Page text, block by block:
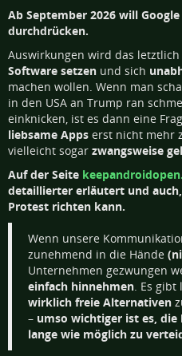
Ab September 2026 will
durchdrücken.
Auswirkungen wird das
Software setzen und sich
machen wollen. Wenn man
in den USA an Trump ran
einknicken, ist es dann eine
liebsame Apps erst nicht mehr
vielleicht sogar zwangsweise
Auf der Seite
detaillierter erläutert und
Protest richten kann.
Wenn unsere
zunehmend in die Hände
Unternehmen gezwungen
einfach hinnehmen. Es gibt
wirklich freie Alternativen
– umso wichtiger ist es, die
lange wie möglich zu